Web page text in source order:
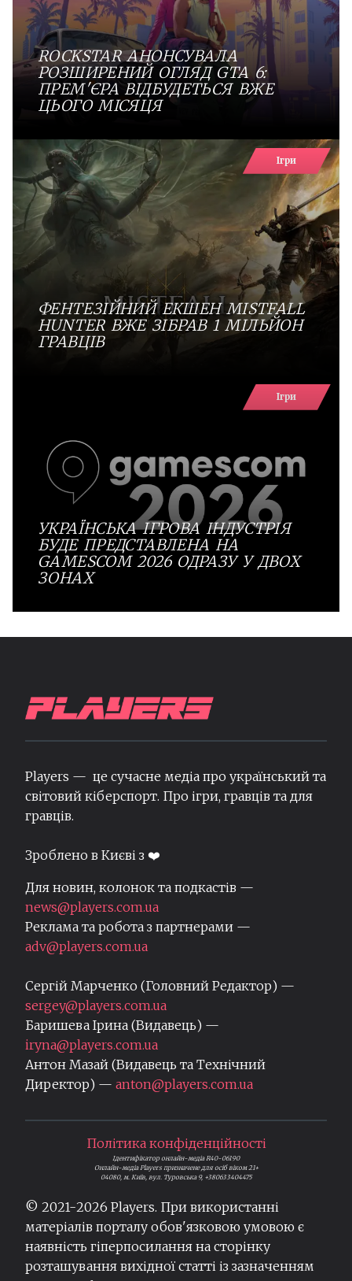
ROCKSTAR АНОНСУВАЛА
РОЗШИРЕНИЙ ОГЛЯД GTA 6:
ПРЕМ'ЄРА ВІДБУДЕТЬСЯ ВЖЕ
ЦЬОГО МІСЯЦЯ
Ігри
ФЕНТЕЗІЙНИЙ ЕКШЕН MISTFALL
HUNTER ВЖЕ ЗІБРАВ 1 МІЛЬЙОН
ГРАВЦІВ
Ігри
УКРАЇНСЬКА ІГРОВА ІНДУСТРІЯ
БУДЕ ПРЕДСТАВЛЕНА НА
GAMESCOM 2026 ОДРАЗУ У ДВОХ
ЗОНАХ
Players — це сучасне медіа про український та
світовий кіберспорт. Про ігри, гравців та для
гравців.
Зроблено в Києві з ❤️
Для новин, колонок та подкастів —
news@players.com.ua
Реклама та робота з партнерами —
adv@players.com.ua
Сергій Марченко (Головний Редактор) —
sergey@players.com.ua
Баришева Ірина (Видавець) —
iryna@players.com.ua
Антон Мазай (Видавець та Технічний
Директор) — anton@players.com.ua
Політика конфіденційності
Ідентифікатор онлайн-медіа R40-06190
Онлайн-медіа Players призначене для осіб віком 21+
04080, м. Київ, вул. Туровська 9, +380633404475
© 2021-2026 Players. При використанні
матеріалів порталу обов'язковою умовою є
наявність гіперпосилання на сторінку
розташування вихідної статті із зазначенням